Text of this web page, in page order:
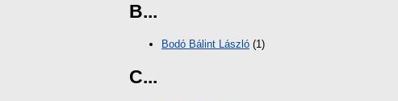
B...
Bodó Bálint László (1)
C...